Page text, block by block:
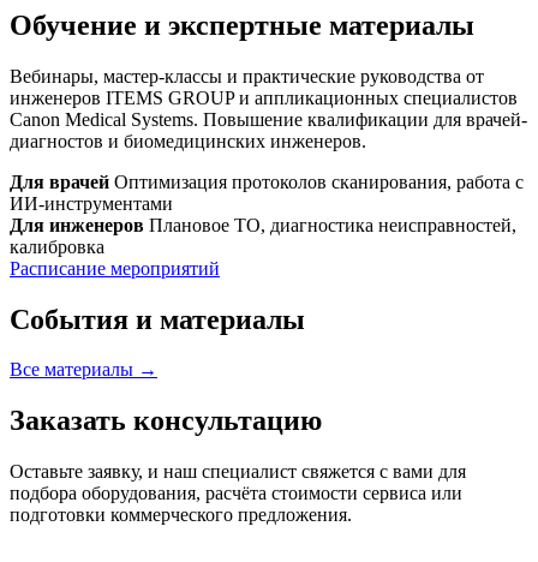
Обучение и экспертные материалы
Вебинары, мастер-классы и практические руководства от
инженеров ITEMS GROUP и аппликационных специалистов
Canon Medical Systems. Повышение квалификации для врачей-
диагностов и биомедицинских инженеров.
Для врачей Оптимизация протоколов сканирования, работа с
ИИ-инструментами
Для инженеров Плановое ТО, диагностика неисправностей,
калибровка
Расписание мероприятий
События и материалы
Все материалы →
Заказать консультацию
Оставьте заявку, и наш специалист свяжется с вами для
подбора оборудования, расчёта стоимости сервиса или
подготовки коммерческого предложения.